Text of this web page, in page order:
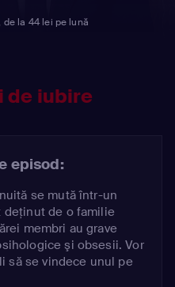
la 44 lei pe lună
de iubire
episod:
se mută într-un
deţinut de o familie
membri au grave
şi obsesii. Vor
să se vindece unul pe